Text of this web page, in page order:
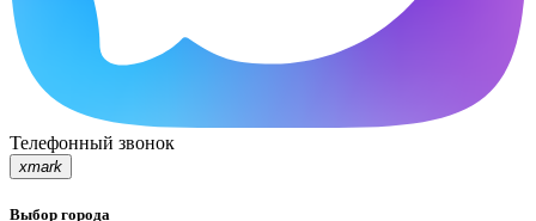
Телефонный звонок
xmark
Выбор города